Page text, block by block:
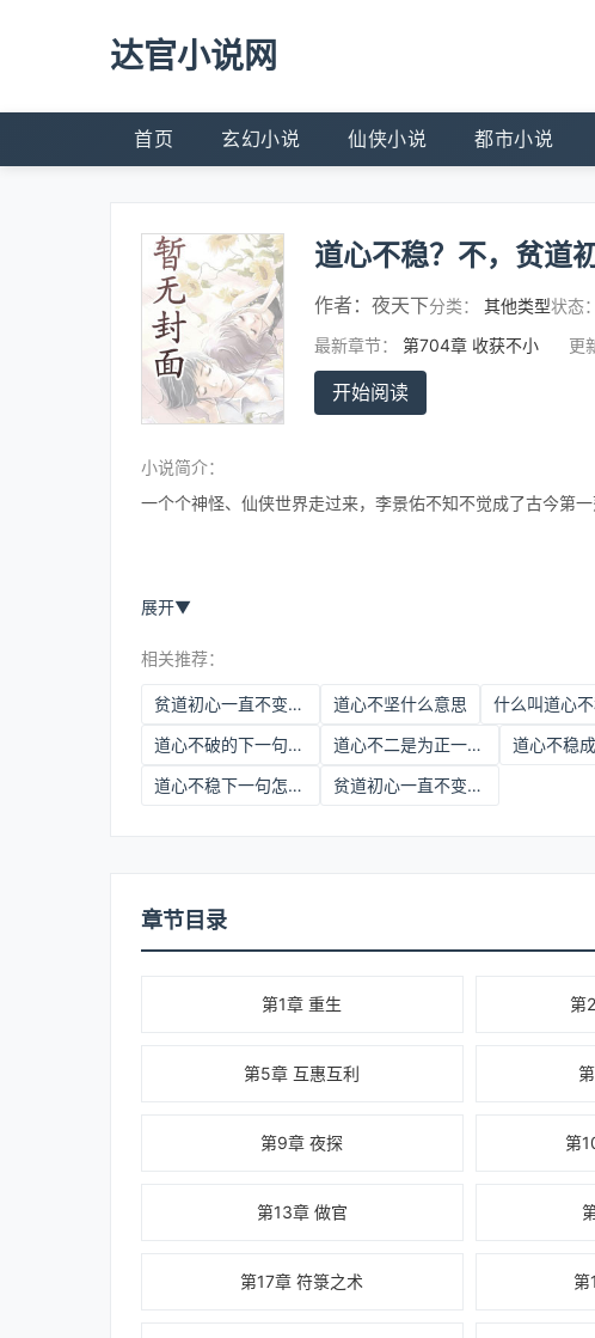
达官小说网
首页 玄幻小说 仙侠小说 都市小说
道心不稳？不，贫道
作者： 夜天下分类： 其他类型状态：
最新章节：
第704章 收获不小 更
开始阅读
小说简介：
一个个神怪、仙侠世界走过来，李景佑不知不觉成了古今第
展开▼
相关推荐：
贫道初心一直不变精校 道心不坚什么意思 什么叫道心
道心不破的下一句是什么
道心不二是为正一什么意思 道心不稳
道心不稳下一句怎么接
贫道初心一直不变百度网盘
章节目录
第1章 重生 第
第5章 互惠互利
第9章 夜探 第
第13章 做官
第17章 符箓之术 第